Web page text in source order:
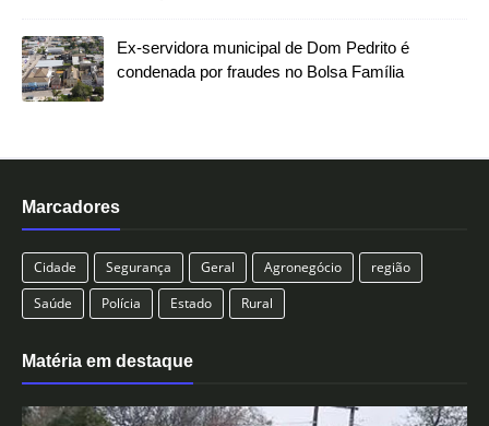
Ex-servidora municipal de Dom Pedrito é
condenada por fraudes no Bolsa Família
Marcadores
Cidade Segurança Geral Agronegócio
região
Saúde
Polícia Estado Rural
Matéria em destaque